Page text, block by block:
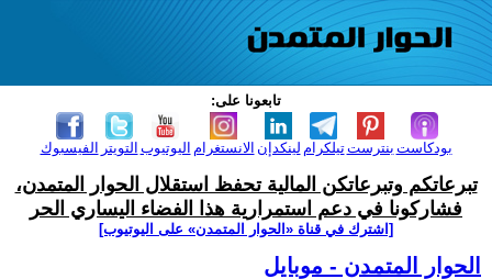
تابعونا على:
الفيسبوك التويتر اليوتيوب الانستغرام لينكدإن تيلكرامبنترست بودكاست
تبرعاتكم وتبرعاتكن المالية تحفظ استقلال الحوار المتمدن،
فشاركونا في دعم استمرارية هذا الفضاء اليساري الحر
[اشترك في قناة ‫«الحوار المتمدن» على اليوتيوب]
الحوار المتمدن - موبايل